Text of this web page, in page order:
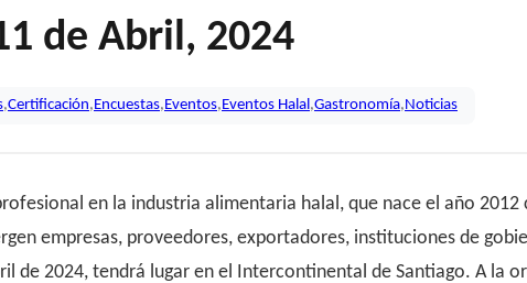
de Abril, 2024
,Certificación,Encuestas,Eventos,Eventos Halal,Gastronomía,Noticias
en la industria alimentaria halal, que nace el año
empresas, proveedores, exportadores, instituciones de
de 2024, tendrá lugar en el Intercontinental de Santiago. A la